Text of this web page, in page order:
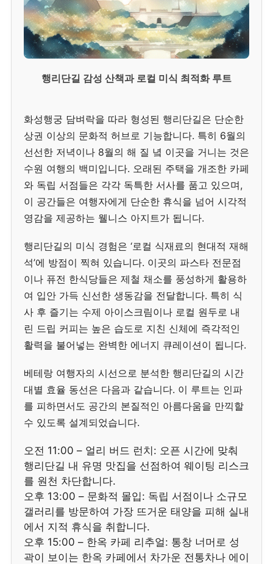
행리단길 감성 산책과 로컬 미식 최적화 루트
화성행궁 담벼락을 따라 형성된 행리단길은 단순한
상권 이상의 문화적 허브로 기능합니다. 특히 6월의
선선한 저녁이나 8월의 해 질 녘 이곳을 거니는 것은
수원 여행의 백미입니다. 오래된 주택을 개조한 카페
와 독립 서점들은 각각 독특한 서사를 품고 있으며,
이 공간들은 여행자에게 단순한 휴식을 넘어 시각적
영감을 제공하는 웰니스 아지트가 됩니다.
행리단길의 미식 경험은 ‘로컬 식재료의 현대적 재해
석’에 방점이 찍혀 있습니다. 이곳의 파스타 전문점
이나 퓨전 한식당들은 제철 채소를 풍성하게 활용하
여 입안 가득 신선한 생동감을 전달합니다. 특히 식
사 후 즐기는 수제 아이스크림이나 로컬 원두로 내
린 드립 커피는 높은 습도로 지친 신체에 즉각적인
활력을 불어넣는 완벽한 에너지 큐레이션이 됩니다.
베테랑 여행자의 시선으로 분석한 행리단길의 시간
대별 효율 동선은 다음과 같습니다. 이 루트는 인파
를 피하면서도 공간의 본질적인 아름다움을 만끽할
수 있도록 설계되었습니다.
오전 11:00 – 얼리 버드 런치: 오픈 시간에 맞춰
행리단길 내 유명 맛집을 선점하여 웨이팅 리스크
를 원천 차단합니다.
오후 13:00 – 문화적 몰입: 독립 서점이나 소규모
갤러리를 방문하여 가장 뜨거운 태양을 피해 실내
에서 지적 휴식을 취합니다.
오후 15:00 – 한옥 카페 리추얼: 통창 너머로 성
곽이 보이는 한옥 카페에서 차가운 전통차나 에이